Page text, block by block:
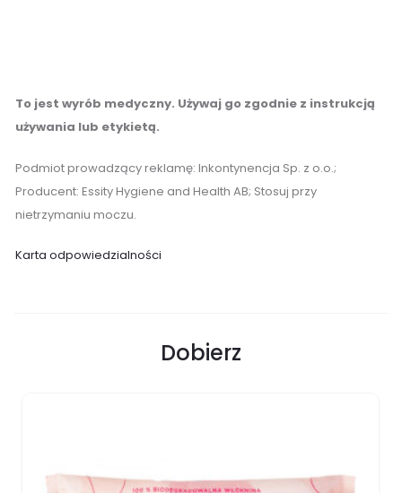
To jest wyrób medyczny. Używaj go zgodnie z instrukcją
używania lub etykietą.
Podmiot prowadzący reklamę: Inkontynencja Sp. z o.o.;
Producent: Essity Hygiene and Health AB; Stosuj przy
nietrzymaniu moczu.
Karta odpowiedzialności
Dobierz